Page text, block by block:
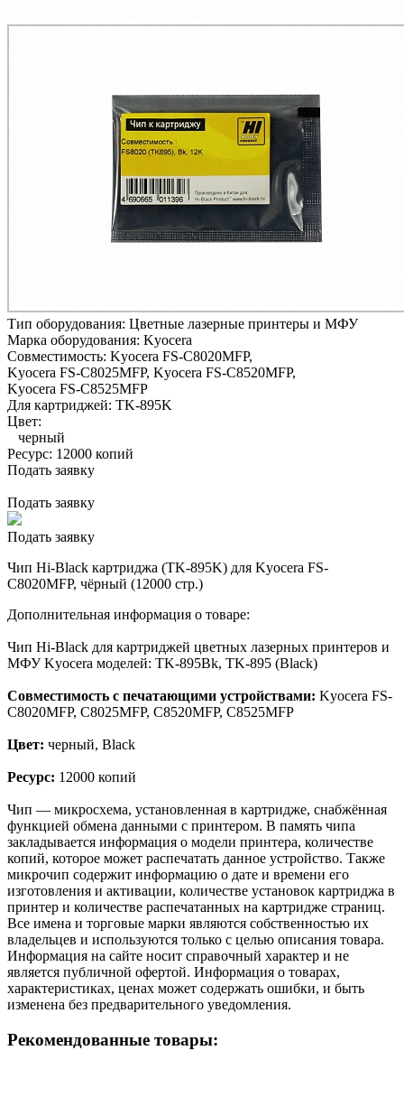
Тип оборудования: Цветные лазерные принтеры и МФУ
Марка оборудования: Kyocera
Совместимость: Kyocera FS-C8020MFP,
Kyocera FS-C8025MFP, Kyocera FS-C8520MFP,
Kyocera FS-C8525MFP
Для картриджей: TK-895K
Цвет:
черный
Ресурс: 12000 копий
Подать заявку
Подать заявку
Подать заявку
Чип Hi-Black картриджа (TK-895K) для Kyocera FS-
C8020MFP, чёрный (12000 стр.)
Дополнительная информация о товаре:
Чип Hi-Black для картриджей цветных лазерных принтеров и
МФУ Kyocera моделей: TK-895Bk, TK-895 (Black)
Совместимость с печатающими устройствами: Kyocera FS-
C8020MFP, C8025MFP, C8520MFP, C8525MFP
Цвет: черный, Black
Ресурс: 12000 копий
Чип — микросхема, установленная в картридже, снабжённая
функцией обмена данными с принтером. В память чипа
закладывается информация о модели принтера, количестве
копий, которое может распечатать данное устройство. Также
микрочип содержит информацию о дате и времени его
изготовления и активации, количестве установок картриджа в
принтер и количестве распечатанных на картридже страниц.
Все имена и торговые марки являются собственностью их
владельцев и используются только с целью описания товара.
Информация на сайте носит справочный характер и не
является публичной офертой. Информация о товарах,
характеристиках, ценах может содержать ошибки, и быть
изменена без предварительного уведомления.
Рекомендованные товары: